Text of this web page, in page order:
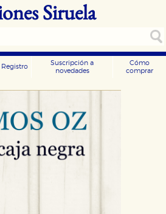
Siruela
Registro
Suscripción a
novedades
Cómo
comprar